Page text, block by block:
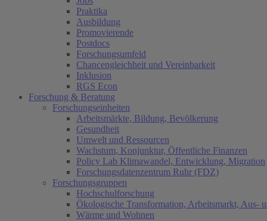
Praktika
Ausbildung
Promovierende
Postdocs
Forschungsumfeld
Chancengleichheit und Vereinbarkeit
Inklusion
RGS Econ
Forschung & Beratung
Forschungseinheiten
Arbeitsmärkte, Bildung, Bevölkerung
Gesundheit
Umwelt und Ressourcen
Wachstum, Konjunktur, Öffentliche Finanzen
Policy Lab Klimawandel, Entwicklung, Migration
Forschungsdatenzentrum Ruhr (FDZ)
Forschungsgruppen
Hochschulforschung
Ökologische Transformation, Arbeitsmarkt, Aus-
Wärme und Wohnen